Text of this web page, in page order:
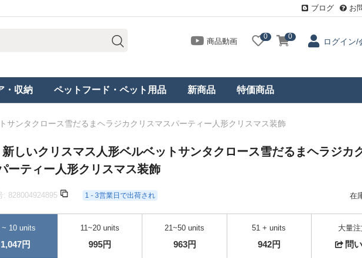
ブログ お
商品動画
0 0
ログイン/
・収納 ペットフード・ペット用品 新商品 特価商品
サンタクロース雪だるまヘラジカクリスマスパーティー人形クリスマス装飾
しいクリスマス人形ベルベットサンタクロース雪だるまヘラジカ
ーティー人形クリスマス装飾
: 828004924895 1 - 3営業日で出荷され 在
~ 10 units
1,047円
11~20 units
995円
21~50 units
963円
51 + units
942円
大量
問